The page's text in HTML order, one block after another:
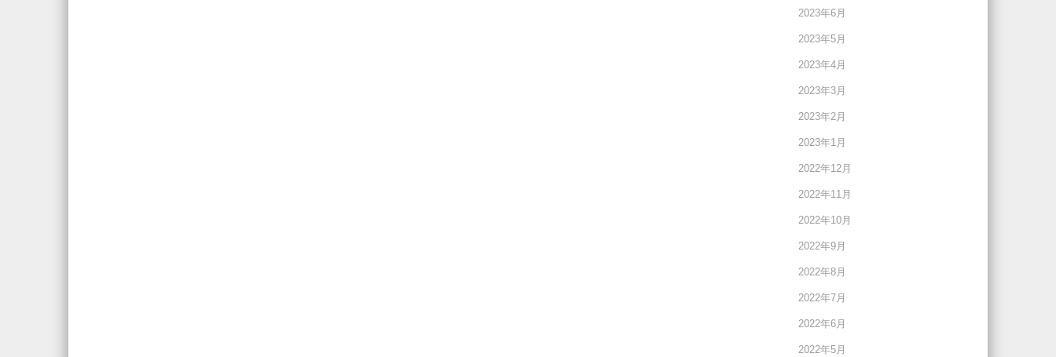
2023年6月
2023年5月
2023年4月
2023年3月
2023年2月
2023年1月
2022年12月
2022年11月
2022年10月
2022年9月
2022年8月
2022年7月
2022年6月
2022年5月